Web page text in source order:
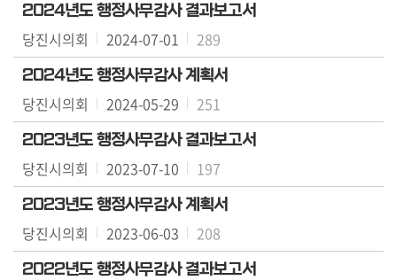
회
의
록
당
진
군
의
회
회
의
록
2024년도 행정사무감사 결과보고서
당진시의회 2024-07-01 289
2024년도 행정사무감사 계획서
당진시의회 2024-05-29 251
2023년도 행정사무감사 결과보고서
당진시의회 2023-07-10 197
2023년도 행정사무감사 계획서
당진시의회 2023-06-03 208
2022년도 행정사무감사 결과보고서